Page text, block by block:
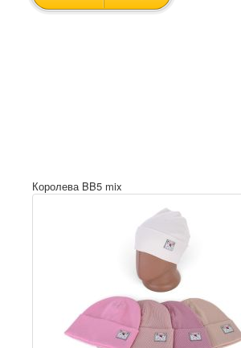
Королева BB5 mix